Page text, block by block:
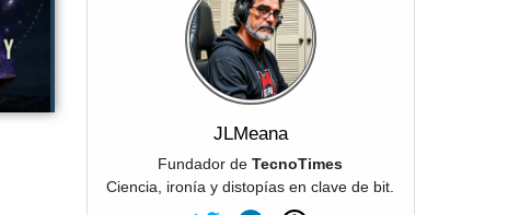
JLMeana
Fundador deTecnoTimes
Ciencia, ironía y distopías en clave de bit.